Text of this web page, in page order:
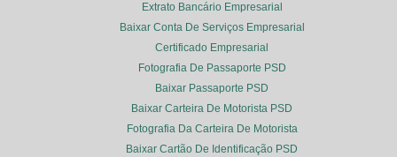
Extrato Bancário Empresarial
Baixar Conta De Serviços Empresarial
Certificado Empresarial
Fotografia De Passaporte PSD
Baixar Passaporte PSD
Baixar Carteira De Motorista PSD
Fotografia Da Carteira De Motorista
Baixar Cartão De Identificação PSD